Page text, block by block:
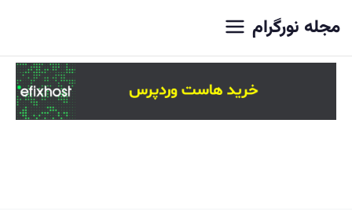
مجله نورگرام